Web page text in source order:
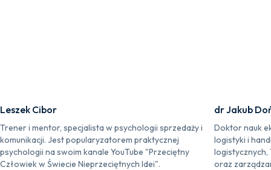
Leszek Cibor
Trener i mentor, specjalista w psychologii sprzedaży i
komunikacji. Jest popularyzatorem praktycznej
psychologii na swoim kanale YouTube "Przeciętny
Człowiek w Świecie Nieprzeciętnych Idei".
dr Jakub
Doktor nauk
logistyki i
logistycznych,
oraz